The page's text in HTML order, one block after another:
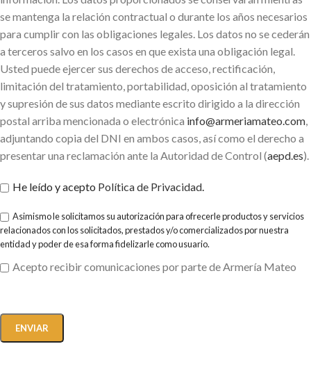
se mantenga la relación contractual o durante los años necesarios
para cumplir con las obligaciones legales. Los datos no se cederán
a terceros salvo en los casos en que exista una obligación legal.
Usted puede ejercer sus derechos de acceso, rectificación,
limitación del tratamiento, portabilidad, oposición al tratamiento
y supresión de sus datos mediante escrito dirigido a la dirección
postal arriba mencionada o electrónica info@armeriamateo.com
adjuntando copia del DNI en ambos casos, así como el derecho a
presentar una reclamación ante la Autoridad de Control (aepd.es).
He leído y acepto Política de Privacidad
Asimismo le solicitamos su autorización para ofrecerle productos y servicios
relacionados con los solicitados, prestados y/o comercializados por nuestra
entidad y poder de esa forma fidelizarle como usuario.
Acepto recibir comunicaciones por parte de Armería Mateo